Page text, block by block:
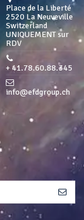
Place de la Liberté
2520 La Neuveville
Switzerland
UNIQUEMENT sur
RDV
+ 41.78.60.88.345
info@efdgroup.ch